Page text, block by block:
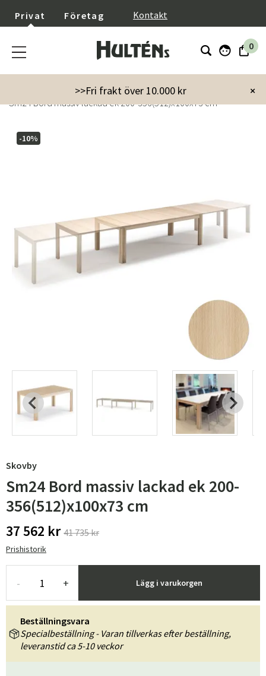
Privat Företag Kontakt
0
×
>>Fri frakt över 10.000 kr
Möbler Bord
Matbord
Sm24 Bord massiv lackad ek 200-356(512)x100x73 cm
-10%
Skovby
Sm24 Bord massiv lackad ek 200-
356(512)x100x73 cm
37 562 kr 41 735 kr
Prishistorik
- + Lägg i varukorgen
Beställningsvara
Specialbeställning - Varan tillverkas efter beställning,
leveranstid ca 5-10 veckor